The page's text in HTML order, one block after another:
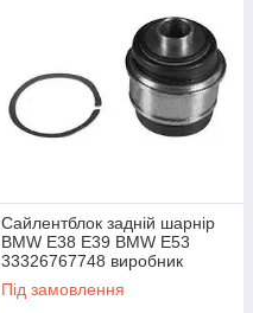
Сайлентблок задній шарнір
BMW E38 E39 BMW E53
33326767748 виробник
MOOG Німеччина
Під замовлення